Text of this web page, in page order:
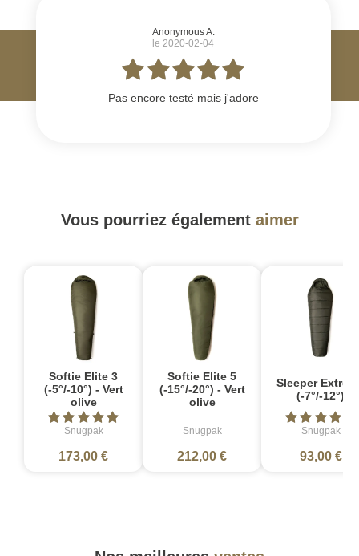
Anonymous A.
le 2020-02-04
Pas encore testé mais j'adore
Vous pourriez également aimer
Softie Elite 3
(-5°/-10°) - Vert
olive
Snugpak
173,00 €
Softie Elite 5
(-15°/-20°) - Vert
olive
Snugpak
212,00 €
Sleeper
(-7°/-12°)
Snugpak
93,00 €